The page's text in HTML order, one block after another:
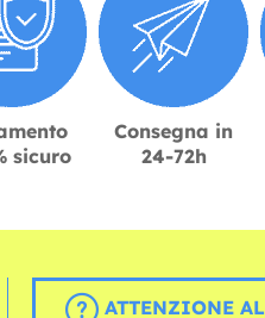
sicuro
Consegna in
24-72h
ATTENZIONE AL